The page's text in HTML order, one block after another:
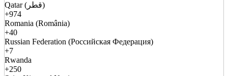
Qatar (قطر)
+974
Romania (România)
+40
Russian Federation (Российская Федерация)
+7
Rwanda
+250